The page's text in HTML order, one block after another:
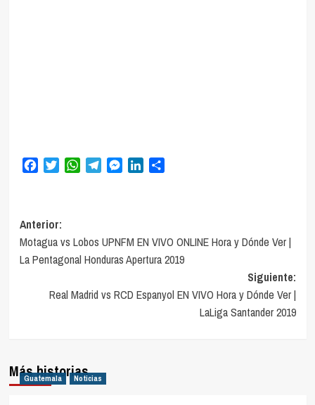
FacebookTwitterWhatsApp
TelegramMessenger
LinkedIn
Navegación
de
entradas
Anterior:
Motagua vs Lobos UPNFM EN VIVO ONLINE Hora y Dónde Ver |
La Pentagonal Honduras Apertura 2019
Siguiente:
Real Madrid vs RCD Espanyol EN VIVO Hora y Dónde Ver |
LaLiga Santander 2019
Más historias
Guatemala Noticias